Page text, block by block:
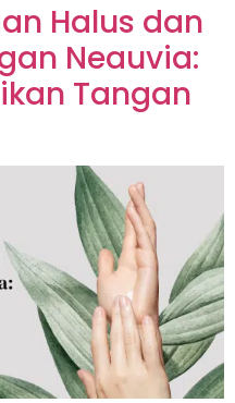
Halus dan
Neauvia:
Tangan